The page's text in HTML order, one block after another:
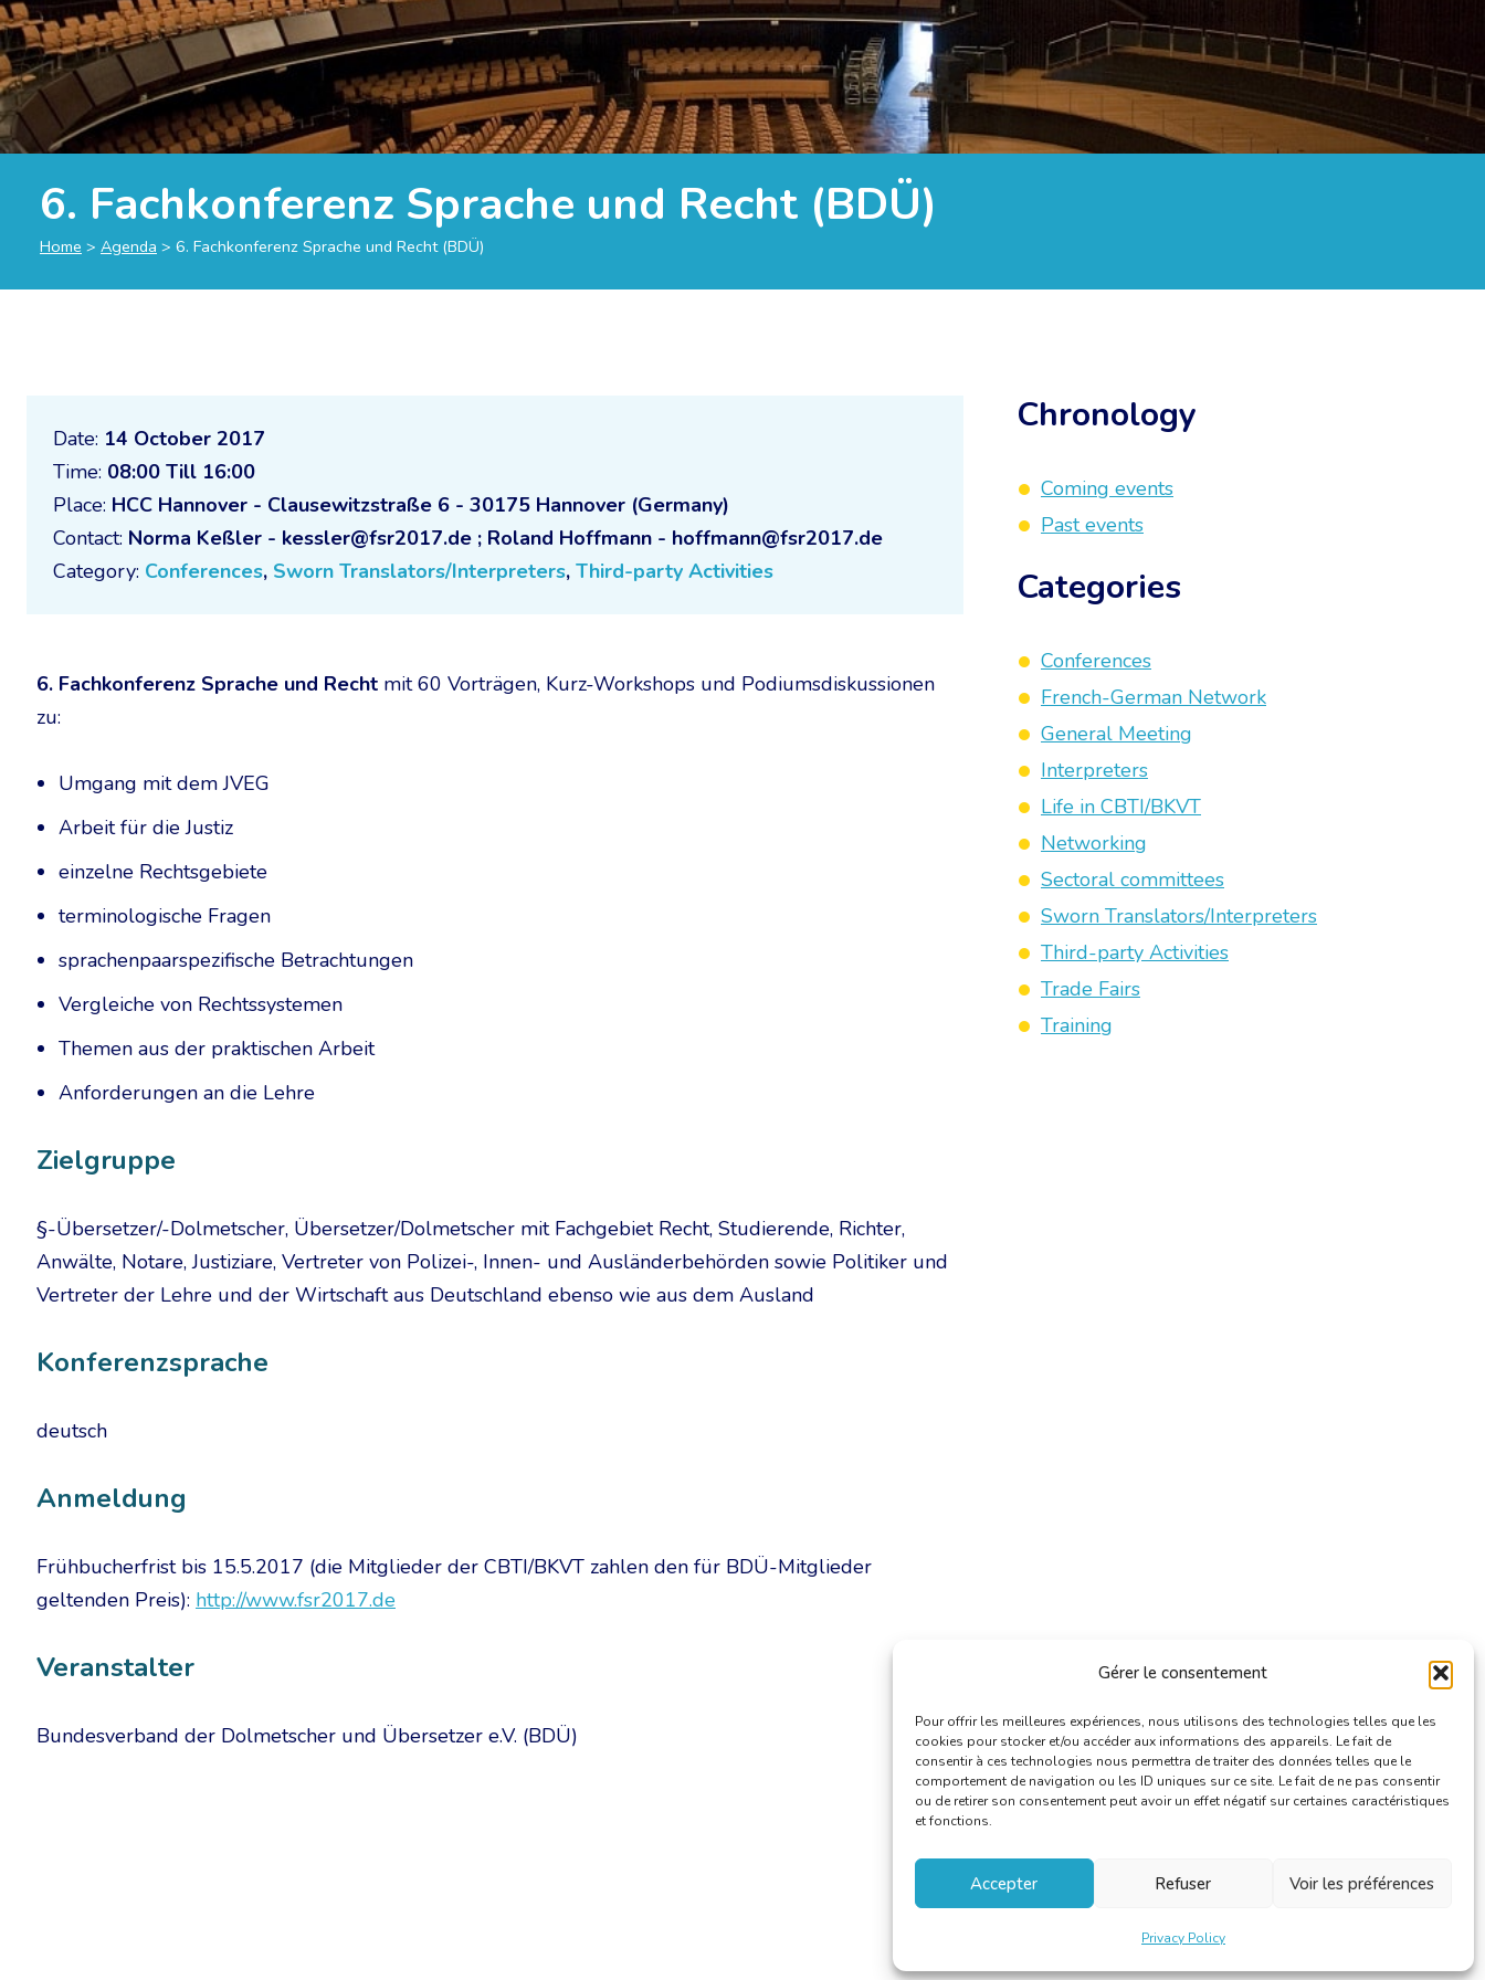
Gérer le consentement
Pour offrir les meilleures expériences, nous utilisons des technologies telles que les
cookies pour stocker et/ou accéder aux informations des appareils. Le fait de
consentir à ces technologies nous permettra de traiter des données telles que le
comportement de navigation ou les ID uniques sur ce site. Le fait de ne pas consentir
ou de retirer son consentement peut avoir un effet négatif sur certaines caractéristiques
et fonctions.
Accepter Refuser Voir les préférences
Privacy Policy
6. Fachkonferenz Sprache und Recht (BDÜ)
Home > Agenda > 6. Fachkonferenz Sprache und Recht (BDÜ)
Date: 14 October 2017
Time: 08:00 Till 16:00
Place: HCC Hannover - Clausewitzstraße 6 - 30175 Hannover (Germany)
Contact: Norma Keßler - kessler@fsr2017.de ; Roland Hoffmann - hoffmann@fsr2017.de
Category: Conferences, Sworn Translators/Interpreters, Third-party Activities
6. Fachkonferenz Sprache und Recht mit 60 Vorträgen, Kurz-Workshops und Podiumsdiskussionen
zu:
Umgang mit dem JVEG
Arbeit für die Justiz
einzelne Rechtsgebiete
terminologische Fragen
sprachenpaarspezifische Betrachtungen
Vergleiche von Rechtssystemen
Themen aus der praktischen Arbeit
Anforderungen an die Lehre
Zielgruppe
§-Übersetzer/-Dolmetscher, Übersetzer/Dolmetscher mit Fachgebiet Recht, Studierende, Richter,
Anwälte, Notare, Justiziare, Vertreter von Polizei-, Innen- und Ausländerbehörden sowie Politiker und
Vertreter der Lehre und der Wirtschaft aus Deutschland ebenso wie aus dem Ausland
Konferenzsprache
deutsch
Anmeldung
Frühbucherfrist bis 15.5.2017 (die Mitglieder der CBTI/BKVT zahlen den für BDÜ-Mitglieder
geltenden Preis): http://www.fsr2017.de
Veranstalter
Bundesverband der Dolmetscher und Übersetzer e.V. (BDÜ)
Chronology
Coming events
Past events
Categories
Conferences
French-German Network
General Meeting
Interpreters
Life in CBTI/BKVT
Networking
Sectoral committees
Sworn Translators/Interpreters
Third-party Activities
Trade Fairs
Training